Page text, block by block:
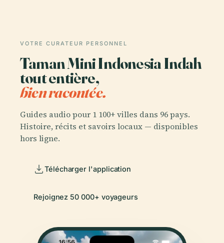
VOTRE CURATEUR PERSONNEL
Taman Mini Indonesia Indah
tout entière,
bien racontée.
Guides audio pour 1 100+ villes dans 96 pays.
Histoire, récits et savoirs locaux — disponibles
hors ligne.
Télécharger l'application
Rejoignez 50 000+ voyageurs